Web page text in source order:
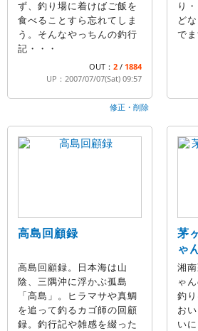
ず、釣り場に着けばご飯を
食べることすら忘れてしま
う。そんなやっちんの釣行
記・・・
OUT： 2 / 1884
UP：2007/07/07(Sat) 09:57
修正・削除
り
ど
で
高島回顧録
高島回顧録。日本海は山
陰、三隅沖に浮かぶ孤島
「高島」。ヒラマサや真鯛
を追って釣るカゴ師の回顧
録。釣行記や雑感を綴った
茅
ゃ
湘
ゃ
釣
お
い